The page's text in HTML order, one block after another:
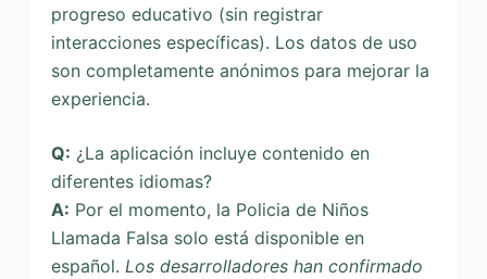
progreso educativo (sin registrar
interacciones específicas). Los datos de uso
son completamente anónimos para mejorar la
experiencia.
Q: ¿La aplicación incluye contenido en
diferentes idiomas?
A: Por el momento, la Policia de Niños
Llamada Falsa solo está disponible en
español. Los desarrolladores han confirmado